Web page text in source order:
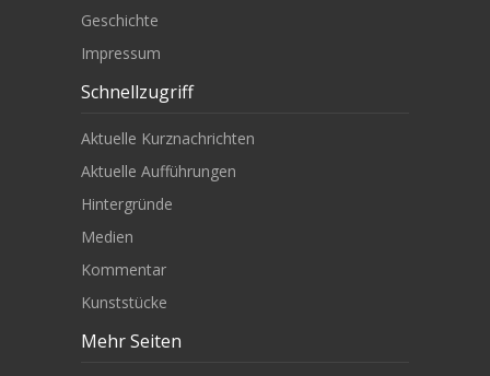
Geschichte
Impressum
Schnellzugriff
Aktuelle Kurznachrichten
Aktuelle Aufführungen
Hintergründe
Medien
Kommentar
Kunststücke
Mehr Seiten